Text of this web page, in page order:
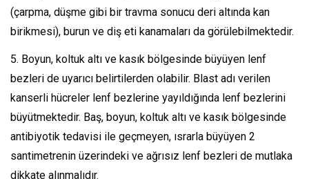
(çarpma, düşme gibi bir travma sonucu deri altında kan
birikmesi), burun ve diş eti kanamaları da görülebilmektedir.
5. Boyun, koltuk altı ve kasık bölgesinde büyüyen lenf
bezleri de uyarıcı belirtilerden olabilir. Blast adı verilen
kanserli hücreler lenf bezlerine yayıldığında lenf bezlerini
büyütmektedir. Baş, boyun, koltuk altı ve kasık bölgesinde
antibiyotik tedavisi ile geçmeyen, ısrarla büyüyen 2
santimetrenin üzerindeki ve ağrısız lenf bezleri de mutlaka
dikkate alınmalıdır.